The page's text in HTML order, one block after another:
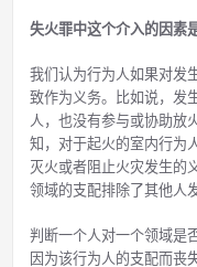
失火罪中这个介入的因素
我们认为行为人如果对发
致作为义务。比如说，发
人，也没有参与或协助放
知，对于起火的室内行为
灭火或者阻止火灾发生的
领域的支配排除了其他人
判断一个人对一个领域是
因为该行为人的支配而丧